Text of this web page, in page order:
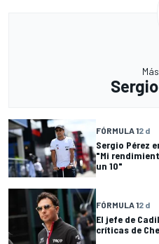
FÓRMULA 12 d
Sergio Pérez
"Mi
un 10"
FÓRMULA 12 d
El jefe de
críticas de